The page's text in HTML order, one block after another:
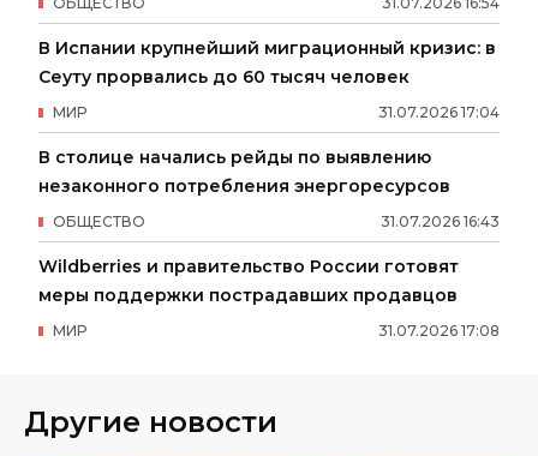
В Испании крупнейший миграционный кризис: в
Сеуту прорвались до 60 тысяч человек
31.07.2026 17:04
МИР
В столице начались рейды по выявлению
незаконного потребления энергоресурсов
31.07.2026 16:43
ОБЩЕСТВО
Wildberries и правительство России готовят
меры поддержки пострадавших продавцов
31.07.2026 17:08
МИР
Другие новости